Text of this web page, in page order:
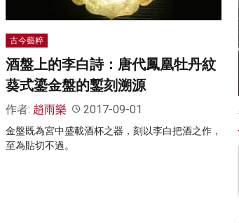
古今藝粹
酒盤上的李白詩：唐代鳳凰牡丹紋
葵式鎏金盤的鏨刻溯源
作者: 趙雨樂 2017-09-01
金盤既為宮中盛載酒杯之器，刻以李白把酒之作，
至為貼切不過。